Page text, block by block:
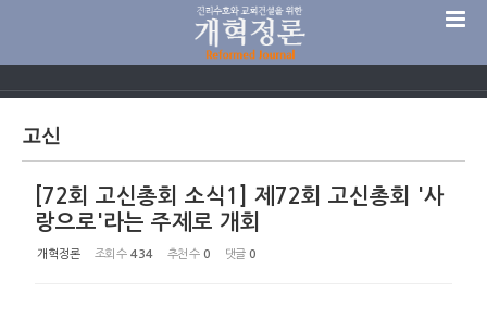
고신
[72회 고신총회 소식1] 제72회 고신총회 '사
랑으로'라는 주제로 개회
개혁정론 조회 수 434 추천 수 0 댓글 0
Sketchbook5, 스케치북5
Sketchbook5, 스케치북5